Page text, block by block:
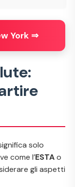
York ⇒
solo
come l’ESTAo
gli aspetti